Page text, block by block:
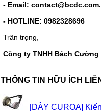
- Email:
- HOTLINE: 0982328696
Trân trọng,
Công ty TNHH Bách
THÔNG TIN HỮU ÍCH
[DÂY CUROA]